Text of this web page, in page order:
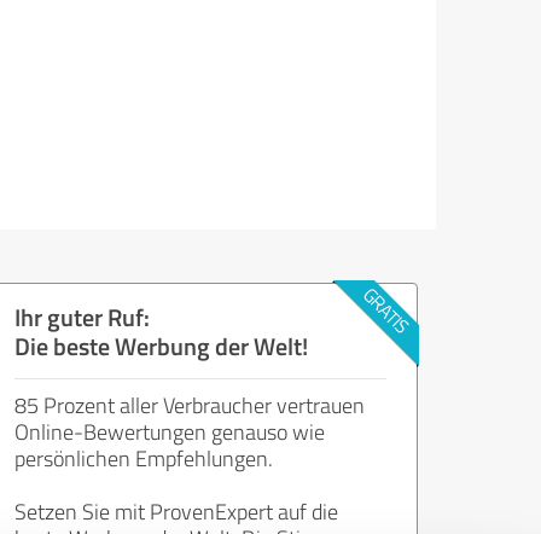
Ihr guter Ruf:
Die beste Werbung der Welt!
85 Prozent aller Verbraucher vertrauen
Online-Bewertungen genauso wie
persönlichen Empfehlungen.
Setzen Sie mit ProvenExpert auf die